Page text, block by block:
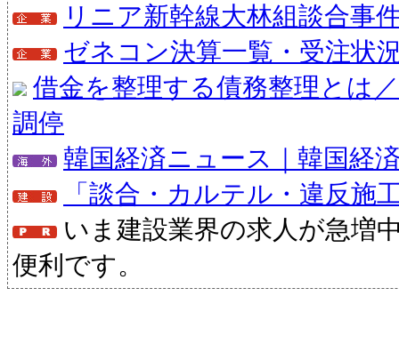
リニア新幹線大林組談合事
ゼネコン決算一覧・受注状
借金を整理する債務整理とは
調停
韓国経済ニュース｜韓国経
「談合・カルテル・違反施
いま建設業界の求人が急増
便利です。